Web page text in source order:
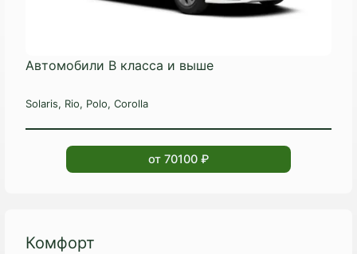
Автомобили B класса и выше
Solaris, Rio, Polo, Corolla
от 70100 ₽
Комфорт